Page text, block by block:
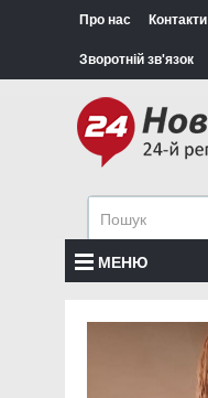
Про нас Контакти
Зворотній зв'язок
МЕНЮ